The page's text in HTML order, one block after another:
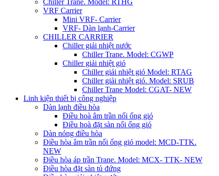
Chiller Trane. Model: RTHG
VRF Carrier
Mini VRF- Carrier
VRF- Dàn lạnh-Carrier
CHILLER CARRIER
Chiller giải nhiệt nước
Chiller Trane. Model: CGWP
Chiller giải nhiệt gió
Chiller giải nhiệt gió Model: RTAG
Chiller giải nhiệt gió. Model: SRUB
Chiller Trane Model: CGAT- NEW
Linh kiện thiết bị công nghiệp
Dàn lạnh điều hòa
Điều hoà âm trần nối ống gió
Điều hoà đặt sàn nối ống gió
Dàn nóng điều hòa
Điều hòa âm trần nối ống gió model: MCD-TTK.
NEW
Điều hòa áp trần Trane. Model: MCX- TTK- NEW
Điều hòa đặt sàn tủ đứng